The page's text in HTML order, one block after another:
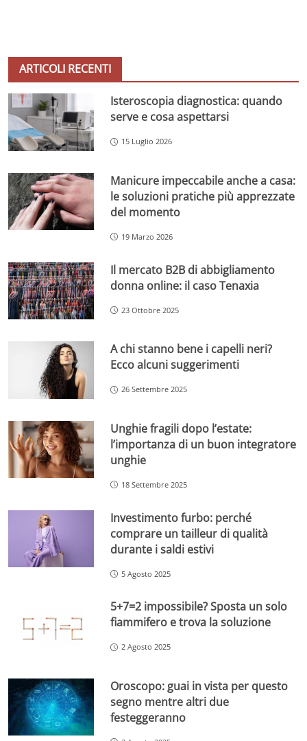
ARTICOLI RECENTI
Isteroscopia diagnostica: quando
serve e cosa aspettarsi
15 Luglio 2026
Manicure impeccabile anche a casa:
le soluzioni pratiche più apprezzate
del momento
19 Marzo 2026
Il mercato B2B di abbigliamento
donna online: il caso Tenaxia
23 Ottobre 2025
A chi stanno bene i capelli neri?
Ecco alcuni suggerimenti
26 Settembre 2025
Unghie fragili dopo l’estate:
l’importanza di un buon integratore
unghie
18 Settembre 2025
Investimento furbo: perché
comprare un tailleur di qualità
durante i saldi estivi
5 Agosto 2025
5+7=2 impossibile? Sposta un solo
fiammifero e trova la soluzione
2 Agosto 2025
Oroscopo: guai in vista per questo
segno mentre altri due
festeggeranno